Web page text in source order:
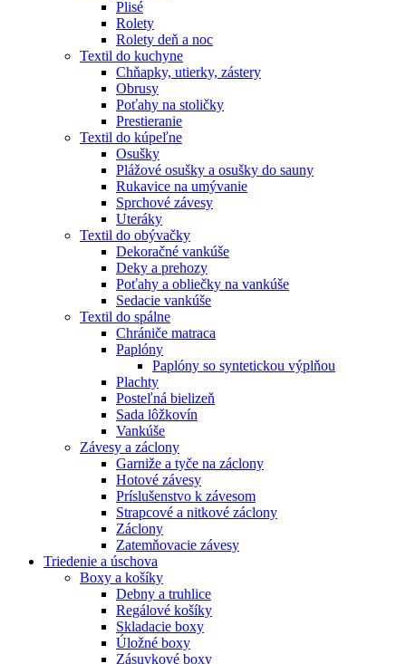
Plisé
Rolety
Rolety deň a noc
Textil do kuchyne
Chňapky, utierky, zástery
Obrusy
Poťahy na stoličky
Prestieranie
Textil do kúpeľne
Osušky
Plážové osušky a osušky do sauny
Rukavice na umývanie
Sprchové závesy
Uteráky
Textil do obývačky
Dekoračné vankúše
Deky a prehozy
Poťahy a obliečky na vankúše
Sedacie vankúše
Textil do spálne
Chrániče matraca
Paplóny
Paplóny so syntetickou výplňou
Plachty
Posteľná bielizeň
Sada lôžkovín
Vankúše
Závesy a záclony
Garniže a tyče na záclony
Hotové závesy
Príslušenstvo k závesom
Strapcové a nitkové záclony
Záclony
Zatemňovacie závesy
Triedenie a úschova
Boxy a košíky
Debny a truhlice
Regálové košíky
Skladacie boxy
Úložné boxy
Zásuvkové boxy